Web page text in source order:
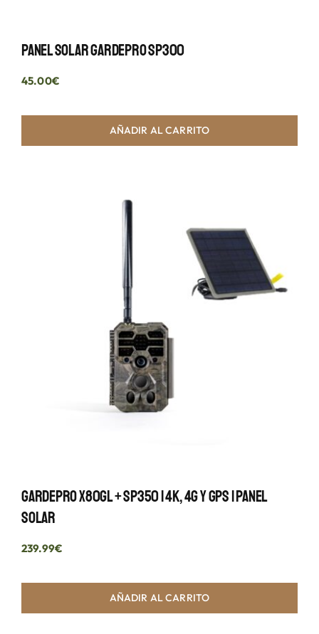
Panel Solar GardePro SP300
45.00€
AÑADIR AL CARRITO
GardePro X80GL + SP350 | 4K, 4G Y GPS | Panel
Solar
239.99€
AÑADIR AL CARRITO